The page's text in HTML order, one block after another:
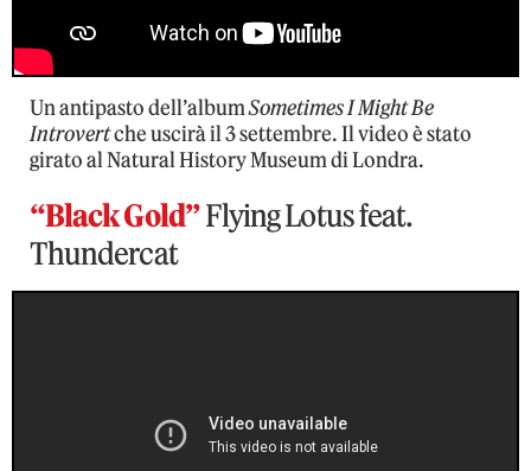
Un antipasto dell’albumSometimes I Might Be
Introvertche uscirà il 3 settembre. Il video è stato
girato al Natural History Museum di Londra.
“Black Gold”Flying Lotus feat.
Thundercat